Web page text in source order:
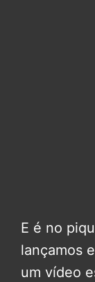
E é no
lançamos
um vídeo